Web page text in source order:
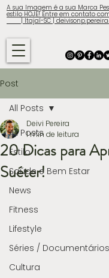
A sua Imagem é a sua Marca
estilo HOJE! Entre em contato
| Itajaí-SC |
Post
All Posts
Estilo
Saúde e Bem Estar
News
Fitness
Lifestyle
Séries / Documentários
Cultura
All Posts
20 Dicas para
Suéter!
Deivi Pereira
1 min de leitura